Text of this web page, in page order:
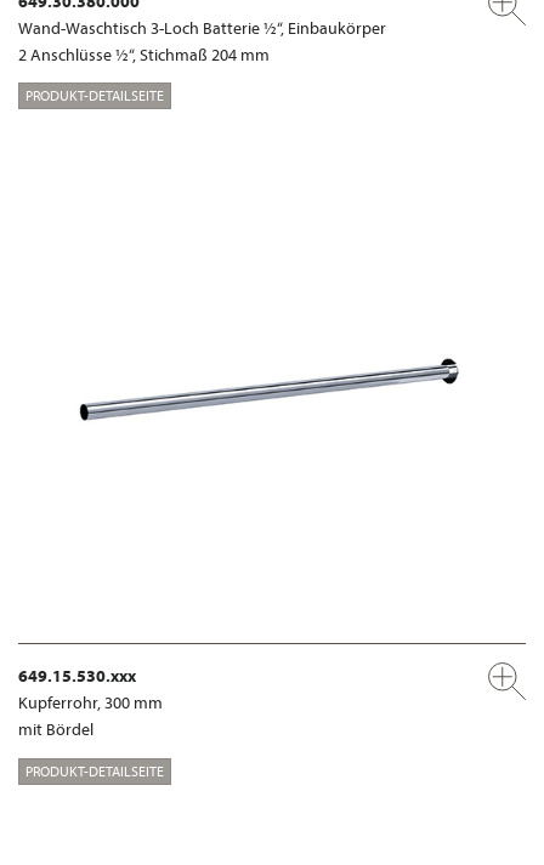
Wand-Waschtisch 3-Loch Batterie ½“, Einbaukörper
2 Anschlüsse ½“, Stichmaß 204 mm
PRODUKT-DETAILSEITE
649.15.530.xxx
Kupferrohr, 300 mm
mit Bördel
PRODUKT-DETAILSEITE